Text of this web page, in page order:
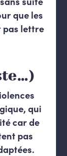
que les
pas lettre
qui
car de
pas